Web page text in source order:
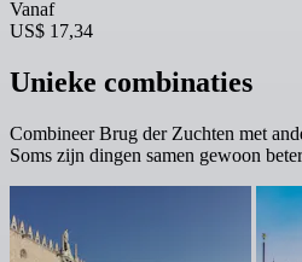
Vanaf
US$ 17,34
Unieke combinaties
Combineer Brug der Zuchten met
Soms zijn dingen samen gewoon